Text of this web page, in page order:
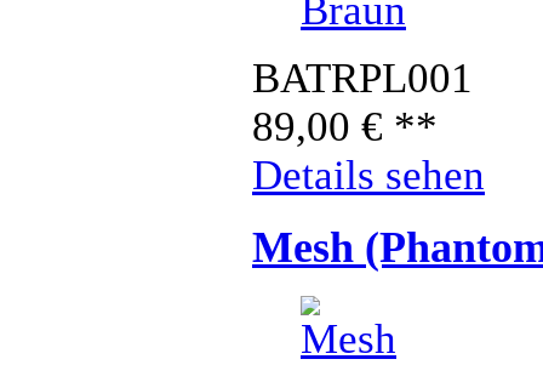
BATRPL001
89,00 € **
Details sehen
Mesh